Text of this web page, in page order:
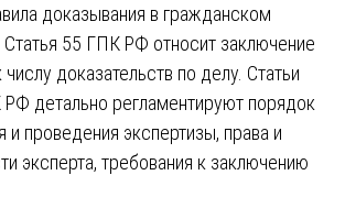
доказывания в гражданском
55 ГПК РФ относит заключение
числу доказательств по делу. Статьи
детально регламентируют порядок
и проведения экспертизы, права и
эксперта, требования к заключению